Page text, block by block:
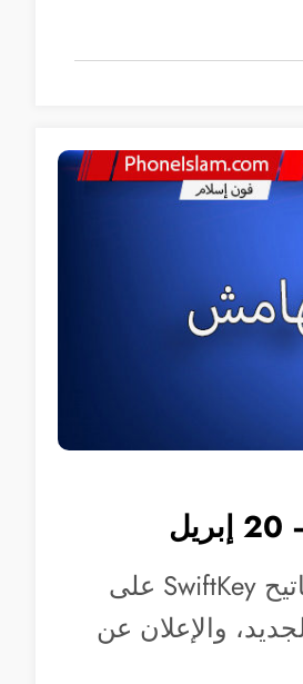
مايكروسوفت تحدث تطبيق لوحة مفاتيح SwiftKey على
والإعلان عن